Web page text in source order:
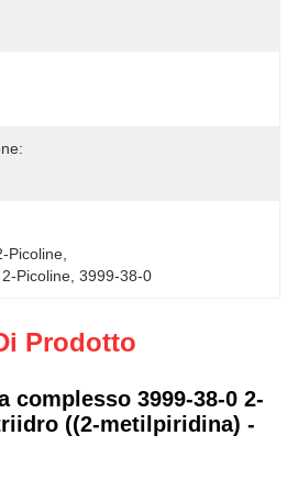
Picoline
Picoline 3999-38-0
Prodotto
complesso 3999-38-0 2-
((2-metilpiridina) -